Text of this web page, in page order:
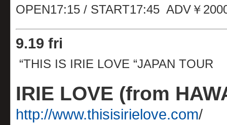
OPEN17:15 / START17:45 ADV￥
9.19 fri
“THIS IS IRIE LOVE “JAPAN TOUR
IRIE LOVE (from
http://www.thisisirielove.com/